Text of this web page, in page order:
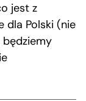
jest z
dla Polski (nie